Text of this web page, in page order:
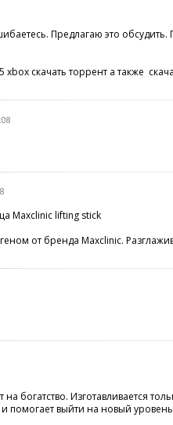
Предлагаю это
xbox скачать торрент а также
Maxclinic lifting stick
от бренда Maxclinic.
богатство. Изготавливается
помогает выйти на новый